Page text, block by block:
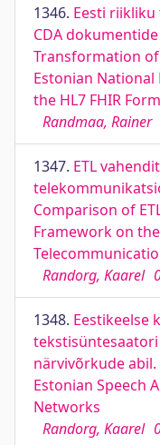
1346. Eesti
CDA
Transformation
Estonian
the HL7 FHIR
Randmaa, Rainer
1347. ETL
Comparison of
Framework on
Randorg, Kaarel
1348. Eestikeelse
närvivõrkude
Estonian Speech
Networks
Randorg, Kaarel